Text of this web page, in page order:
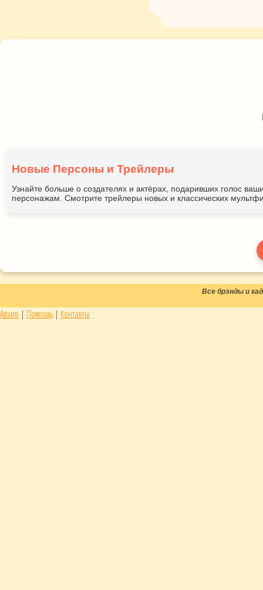
Новые Персоны и Трейлеры
Узнайте больше о создателях и актёрах, подаривших голос
персонажам. Смотрите трейлеры новых и классических
Все брэнды и
Архив | Помощь | Контакты